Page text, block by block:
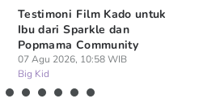
Testimoni Film Kado untuk
Ibu dari Sparkle dan
Popmama Community
07 Agu 2026, 10:58 WIB
Big Kid